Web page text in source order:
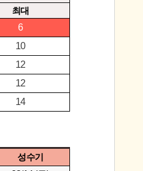
최대
6
10
12
12
14